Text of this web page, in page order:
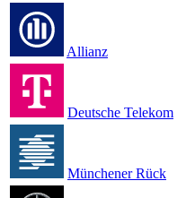
Allianz
Deutsche Telekom
Münchener Rück